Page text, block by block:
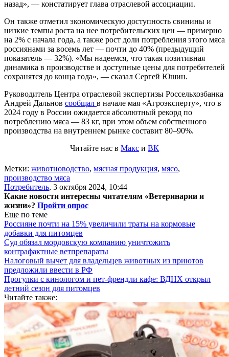
назад», — констатирует глава отраслевой ассоциации.
Он также отметил экономическую доступность свинины и
низкие темпы роста на нее потребительских цен — примерно
на 2% с начала года, а также рост доли потребления этого мяса
россиянами за восемь лет — почти до 40% (предыдущий
показатель — 32%). «Мы надеемся, что такая позитивная
динамика в производстве и доступные цены для потребителей
сохранятся до конца года», — сказал Сергей Юшин.
Руководитель Центра отраслевой экспертизы Россельхозбанка
Андрей Дальнов сообщал в начале мая «Агроэксперту», что в
2024 году в России ожидается абсолютный рекорд по
потреблению мяса — 83 кг, при этом объем собственного
производства на внутреннем рынке составит 80–90%.
Читайте нас в Макс и ВК
Метки: животноводство, мясная продукция, мясо,
производство мяса
Потребитель, 3 октября 2024, 10:44
Какие новости интересны читателям «Ветеринарии и
жизни»? Пройти опрос
Еще по теме
Россияне почти на 15% увеличили траты на кормовые
добавки для питомцев
Суд обязал мордовскую компанию уничтожить
контрафактные ветпрепараты
Налоговый вычет для владельцев животных из приютов
предложили ввести в РФ
Прогулки с кинологом и пет-френдли кафе: ВДНХ открыл
летний сезон для питомцев
Читайте также: